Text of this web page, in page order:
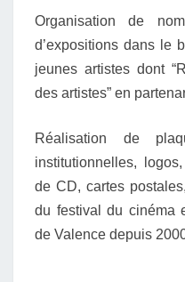
Organisation de
d’expositions dans le
jeunes artistes dont
des artistes” en
Réalisation de
institutionnelles,
de CD, cartes
du festival du cinéma
de Valence depuis